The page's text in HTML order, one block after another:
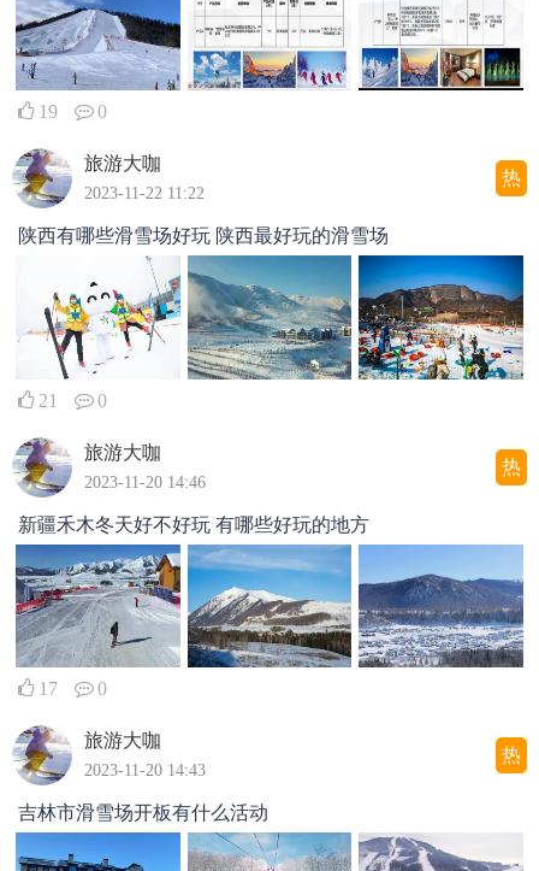
19 0
旅游大咖
2023-11-22 11:22
热
陕西有哪些滑雪场好玩 陕西最好玩的滑雪场
21 0
旅游大咖
2023-11-20 14:46
热
新疆禾木冬天好不好玩 有哪些好玩的地方
17 0
旅游大咖
2023-11-20 14:43
热
吉林市滑雪场开板有什么活动